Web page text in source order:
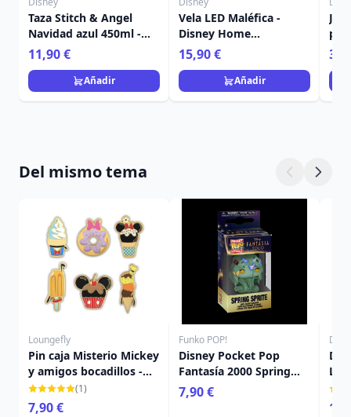
Taza Stitch & Angel
Navidad azul 450ml -
Egan Disney Home
11,90 €
Añadir
Vela LED Maléfica -
Disney Home
Frangrance Collection
15,90 €
Añadir
Del mismo tema
Loungefly
Pin caja Misterio Mickey
y amigos bocadillos -
DISNEY LOUNGEFLY
(1)
7,90 €
Funko POP!
Disney Pocket Pop
Fantasía 2000 Spring
Sprite
7,90 €